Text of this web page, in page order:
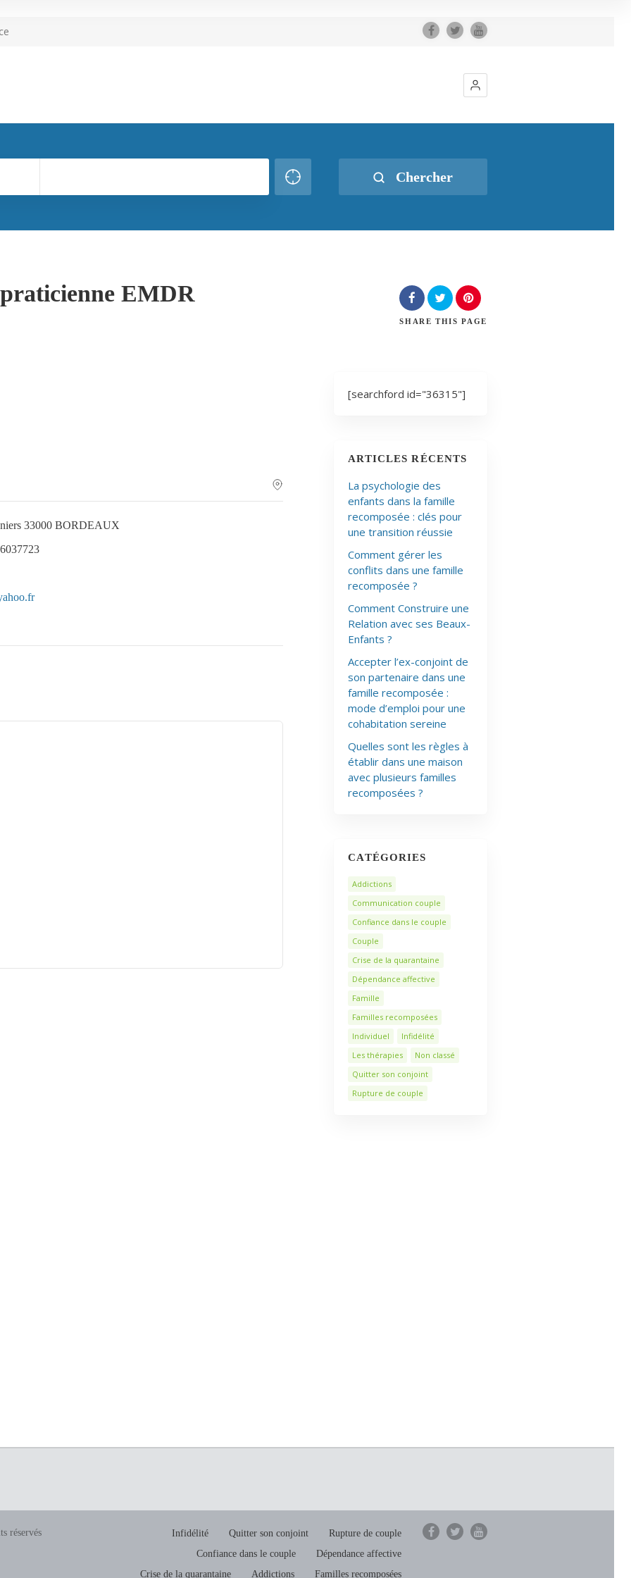
Chercher
EMDR
SHARE THIS PAGE
33000 BORDEAUX
[searchford id="36315"]
ARTICLES RÉCENTS
La psychologie des
enfants dans la famille
recomposée : clés pour
une transition réussie
Comment gérer les
conflits dans une famille
recomposée ?
Comment Construire une
Relation avec ses Beaux-
Enfants ?
Accepter l’ex-conjoint de
son partenaire dans une
famille recomposée :
mode d’emploi pour une
cohabitation sereine
Quelles sont les règles à
établir dans une maison
avec plusieurs familles
recomposées ?
CATÉGORIES
Addictions
Communication couple
Confiance dans le couple
Couple
Crise de la quarantaine
Dépendance affective
Famille
Familles recomposées
Individuel
Infidélité
Les thérapies
Non classé
Quitter son conjoint
Rupture de couple
Infidélité Quitter son conjoint
Rupture de couple
Confiance dans le couple
Dépendance affective
Crise de la quarantaine
Addictions Familles recomposées
réservés